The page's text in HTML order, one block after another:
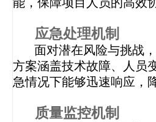
应急处理机制
面对潜在风险与挑战
方案涵盖技术故障、人员
急情况下能够迅速响应，
质量监控机制